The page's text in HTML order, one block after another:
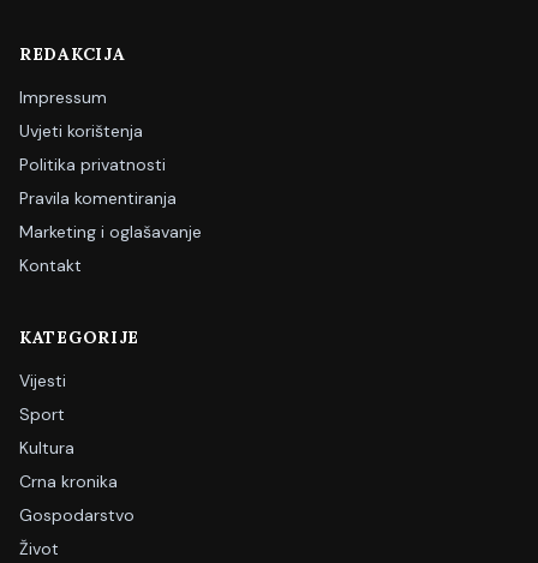
REDAKCIJA
Impressum
Uvjeti korištenja
Politika privatnosti
Pravila komentiranja
Marketing i oglašavanje
Kontakt
KATEGORIJE
Vijesti
Sport
Kultura
Crna kronika
Gospodarstvo
Život